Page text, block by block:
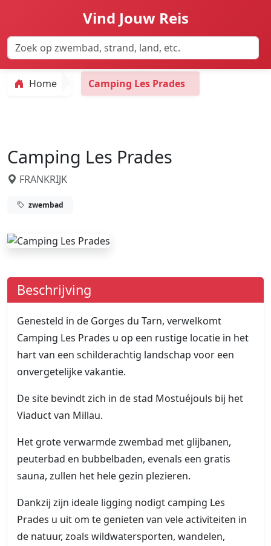
Vind Jouw Reis
Home Camping Les Prades
Camping Les Prades
FRANKRIJK
zwembad
Beschrijving
Genesteld in de Gorges du Tarn, verwelkomt
Camping Les Prades u op een rustige locatie in het
hart van een schilderachtig landschap voor een
onvergetelijke vakantie.
De site bevindt zich in de stad Mostuéjouls bij het
Viaduct van Millau.
Het grote verwarmde zwembad met glijbanen,
peuterbad en bubbelbaden, evenals een gratis
sauna, zullen het hele gezin plezieren.
Dankzij zijn ideale ligging nodigt camping Les
Prades u uit om te genieten van vele activiteiten in
de natuur, zoals wildwatersporten, wandelen,